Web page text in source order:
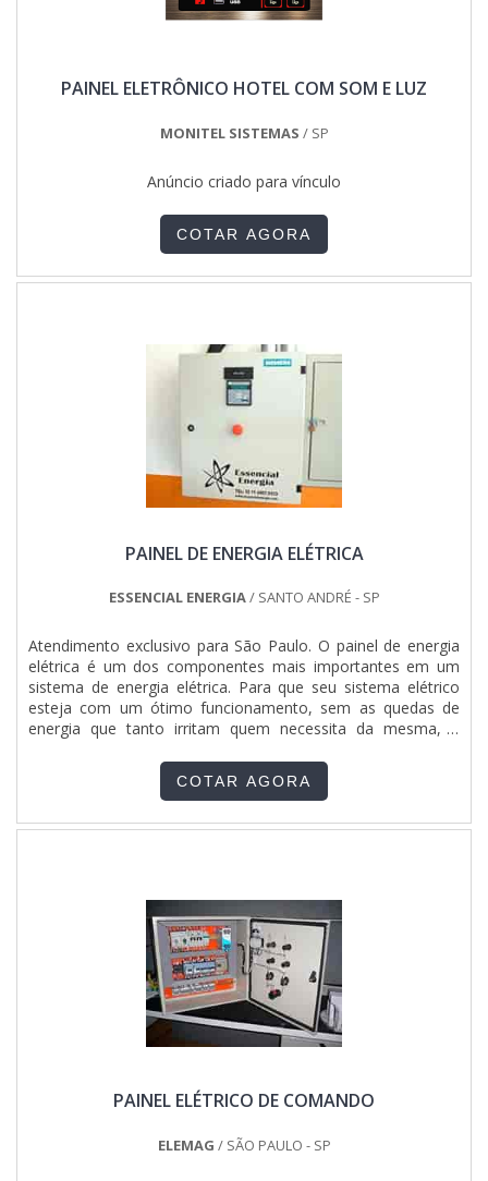
PAINEL ELETRÔNICO HOTEL COM SOM E LUZ
MONITEL SISTEMAS / SP
Anúncio criado para vínculo
COTAR AGORA
PAINEL DE ENERGIA ELÉTRICA
ESSENCIAL ENERGIA/ SANTO ANDRÉ - SP
Atendimento exclusivo para São Paulo. O painel de energia
elétrica é um dos componentes mais importantes em um
sistema de energia elétrica. Para que seu sistema elétrico
esteja com um ótimo funcionamento, sem as quedas de
energia que tanto irritam quem necessita da mesma, é
discreta, e qualificada. Como funciona o painel elétrico? O
painel de energia elétrica tem como função realizar a....
COTAR AGORA
PAINEL ELÉTRICO DE COMANDO
ELEMAG / SÃO PAULO - SP